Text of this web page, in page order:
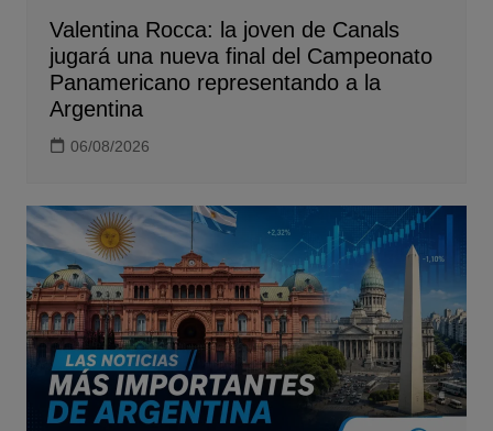
Valentina Rocca: la joven de Canals
jugará una nueva final del Campeonato
Panamericano representando a la
Argentina
06/08/2026